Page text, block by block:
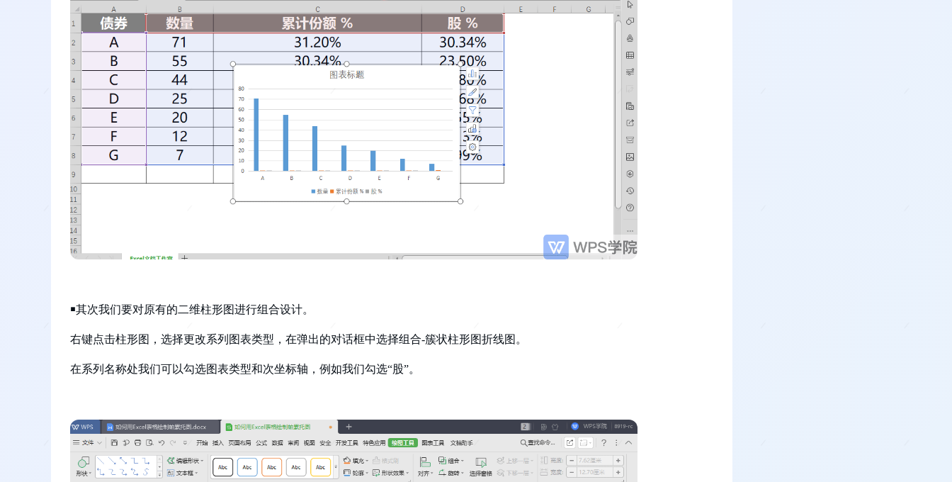
￭其次我们要对原有的二维柱形图进行组合设计。
右键点击柱形图，选择更改系列图表类型，在弹出的对话框中选择组合-簇状柱形图折线图。
在系列名称处我们可以勾选图表类型和次坐标轴，例如我们勾选“股”。